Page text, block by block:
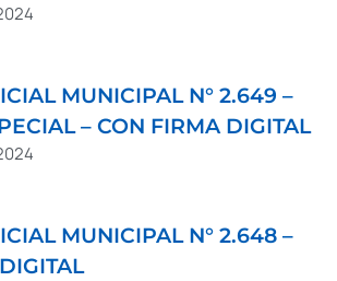
MUNICIPAL N° 2.649 –
– CON FIRMA DIGITAL
MUNICIPAL N° 2.648 –